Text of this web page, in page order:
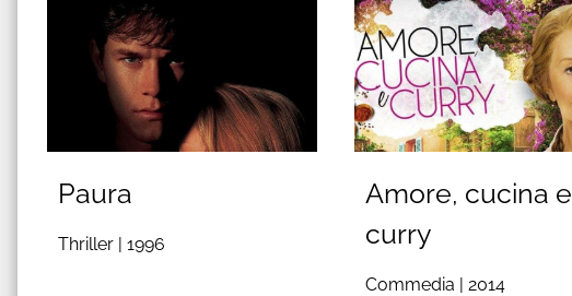
Paura
Thriller | 1996
Amore, cucina e
curry
Commedia | 2014